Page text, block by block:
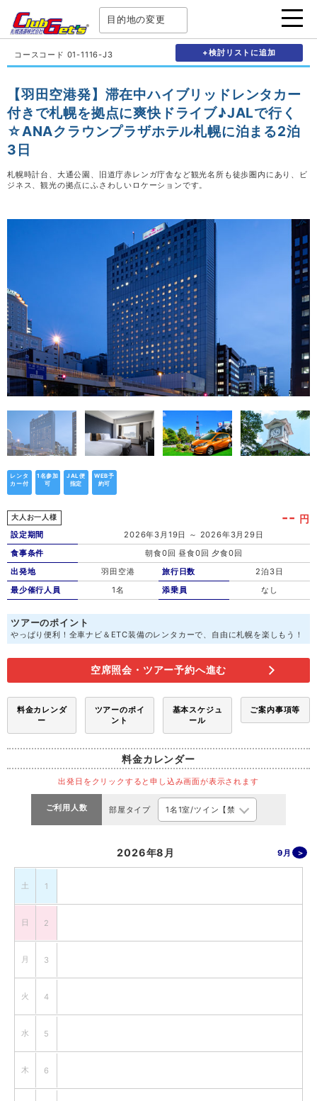
目的地の変更
コースコード 01-1116-J3 +検討リストに追加
【羽田空港発】滞在中ハイブリッドレンタカー
付きで札幌を拠点に爽快ドライブ♪JALで行く
☆ANAクラウンプラザホテル札幌に泊まる2泊
3日
札幌時計台、大通公園、旧道庁赤レンガ庁舎など観光名所も徒歩圏内にあり、ビ
ジネス、観光の拠点にふさわしいロケーションです。
レンタ
カー付
1名参加
可
JAL便
指定
WEB予
約可
大人お一人様 -- 円
設定期間
2026年3月19日 ～ 2026年3月29日
食事条件
朝食0回 昼食0回 夕食0回
出発地
羽田空港
最少催行人員
1名
旅行日数
2泊3日
添乗員
なし
ツアーのポイント
やっぱり便利！全車ナビ＆ETC装備のレンタカーで、自由に札幌を楽しもう！
空席照会・ツアー予約へ進む
料金カレンダ
ー
ツアーのポイ
ント
基本スケジュ
ール
ご案内事項等
料金カレンダー
出発日をクリックすると申し込み画面が表示されます
ご利用人数 部屋タイプ
2026年8月 9月
土 1
日 2
月 3
火 4
水 5
木 6